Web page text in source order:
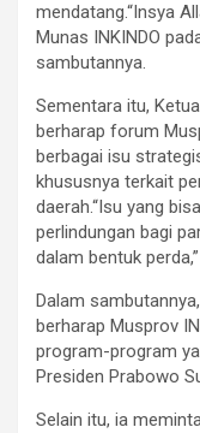
mendatang.“Insya
Munas INKINDO
sambutannya.
Sementara itu,
berharap forum
berbagai isu
khususnya terkait
daerah.“Isu yang
perlindungan bagi
dalam bentuk
Dalam
berharap Musprov
program-program
Presiden Prabowo
Selain itu, ia